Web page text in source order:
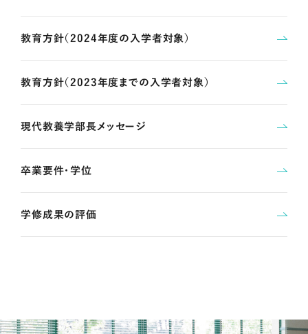
教育方針（2024年度の入学者対象）
教育方針（2023年度までの入学者対象）
現代教養学部長メッセージ
卒業要件・学位
学修成果の評価